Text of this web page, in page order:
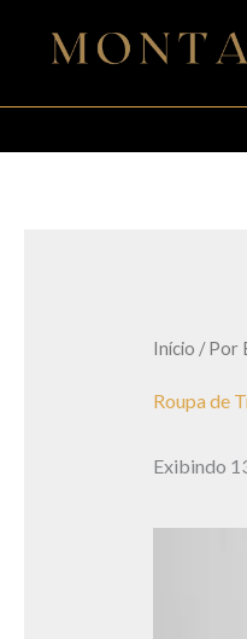
Início /Por
Roupa de
Exibindo